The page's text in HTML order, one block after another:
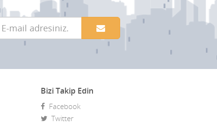
Bizi Takip Edin
Facebook
Twitter